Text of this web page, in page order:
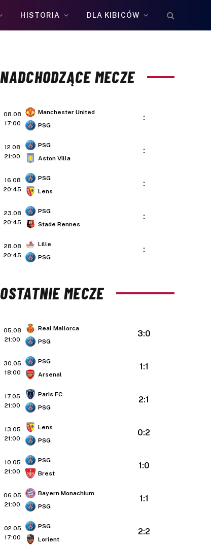
HISTORIA DLA KIBICÓW
NADCHODZĄCE MECZE
08.08
17:00
Manchester United
PSG
:
12.08
21:00
PSG
Aston Villa
:
16.08
20:45
PSG
Lens
:
23.08
20:45
PSG
Stade Rennes
:
28.08
20:45
Lille
PSG
:
OSTATNIE MECZE
05.08
21:00
Real Mallorca
PSG
3:0
30.05
18:00
PSG
Arsenal
1:1
17.05
21:00
Paris FC
PSG
2:1
13.05
21:00
Lens
PSG
0:2
10.05
21:00
PSG
Brest
1:0
06.05
21:00
Bayern Monachium
PSG
1:1
02.05
17:00
PSG
Lorient
2:2